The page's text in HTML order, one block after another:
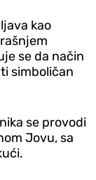
kao
se da način
simboličan
se provodi
Jovu, sa